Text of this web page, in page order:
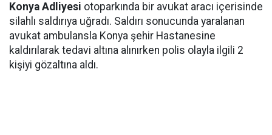
Konya Adliyesi otoparkında bir avukat aracı içerisinde
silahlı saldırıya uğradı. Saldırı sonucunda yaralanan
avukat ambulansla Konya şehir Hastanesine
kaldırılarak tedavi altına alınırken polis olayla ilgili 2
kişiyi gözaltına aldı.